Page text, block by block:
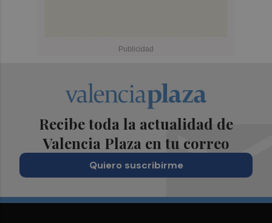
Recibe toda la actualidad de
Valencia Plaza en tu correo
Quiero suscribirme